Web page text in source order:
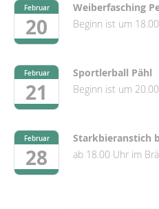
Februar
20
Weiberfasching
Beginn ist um
Februar
21
Sportlerball Pähl
Beginn ist um
Februar
28
Starkbieranstich
ab 18.00 Uhr im